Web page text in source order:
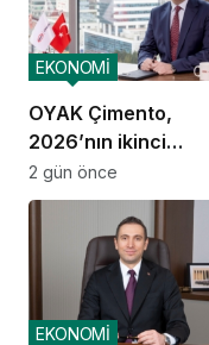
OYAK Çimento,
2026’nın ikinci
çeyreğinde olumlu
performansını
EKONOMİ
2 gün önce
EKONOMİ